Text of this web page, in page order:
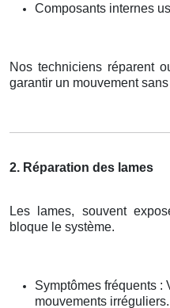
Composants internes
Nos techniciens réparent
garantir un mouvement
2. Réparation des lames
Les lames, souvent
bloque le système.
Symptômes fréquents :
mouvements irréguliers.